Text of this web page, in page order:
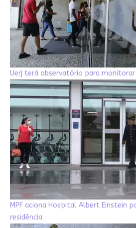
Uerj terá observatório para
MPF aciona Hospital Albert Einstein
residência